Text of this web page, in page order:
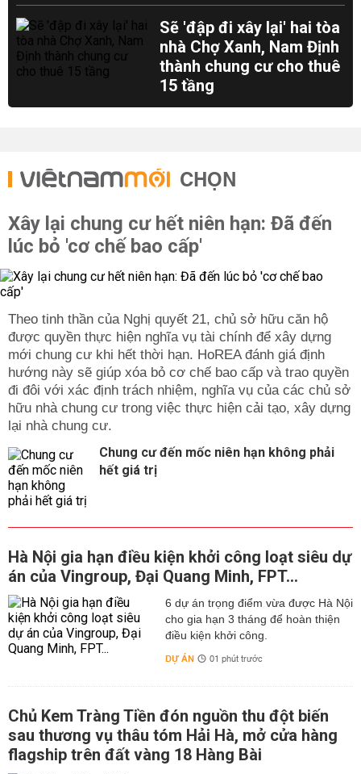
Sẽ 'đập đi xây lại' hai tòa
nhà Chợ Xanh, Nam Định
thành chung cư cho thuê
15 tầng
CHỌN
Xây lại chung cư hết niên hạn: Đã đến
lúc bỏ 'cơ chế bao cấp'
Theo tinh thần của Nghị quyết 21, chủ sở hữu căn hộ
được quyền thực hiện nghĩa vụ tài chính để xây dựng
mới chung cư khi hết thời hạn. HoREA đánh giá định
hướng này sẽ giúp xóa bỏ cơ chế bao cấp và trao quyền
đi đôi với xác định trách nhiệm, nghĩa vụ của các chủ sở
hữu nhà chung cư trong việc thực hiện cải tạo, xây dựng
lại nhà chung cư.
Chung cư đến mốc niên hạn không phải
hết giá trị
Hà Nội gia hạn điều kiện khởi công loạt siêu dự
án của Vingroup, Đại Quang Minh, FPT...
6 dự án trọng điểm vừa được Hà Nội
cho gia hạn 3 tháng để hoàn thiện
điều kiện khởi công.
DỰ ÁN 01 phút trước
Chủ Kem Tràng Tiền đón nguồn thu đột biến
sau thương vụ thâu tóm Hải Hà, mở cửa hàng
flagship trên đất vàng 18 Hàng Bài